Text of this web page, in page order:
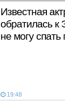
Известная
обратилась к
не могу
19:48